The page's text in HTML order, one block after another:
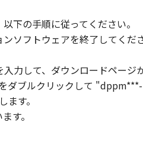
下の手順に従ってください。
ソフトウェアを終了してくだ
入力して、ダウンロードペー
ブルクリックして "dppm***-
す。
す。